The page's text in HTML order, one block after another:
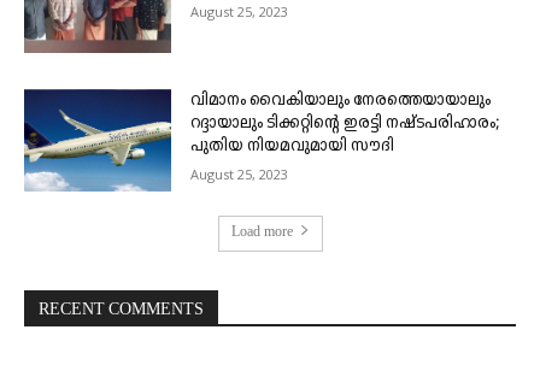
August 25, 2023
വിമാനം വൈകിയാലും നേരത്തെയായാലും
റദ്ദായാലും ടിക്കറ്റിന്റെ ഇരട്ടി നഷ്ടപരിഹാരം;
പുതിയ നിയമവുമായി സൗദി
August 25, 2023
Load more
RECENT COMMENTS